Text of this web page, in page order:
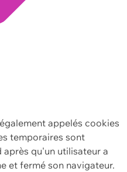
appelés cookies
temporaires sont
qu'un utilisateur a
et fermé son navigateur.